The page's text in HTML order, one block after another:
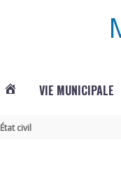
VIE MUNICIPALE
État civil